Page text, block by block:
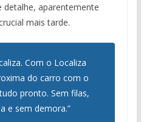
detalhe, aparentemente
mais tarde.
Com o Localiza
do carro com o
pronto. Sem filas,
e sem demora.”